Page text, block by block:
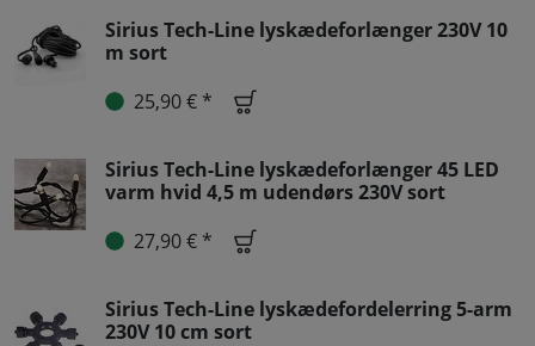
Sirius Tech-Line lyskædeforlænger 230V 10
m sort
25,90 € *
Sirius Tech-Line lyskædeforlænger 45 LED
varm hvid 4,5 m udendørs 230V sort
27,90 € *
Sirius Tech-Line lyskædefordelerring 5-arm
230V 10 cm sort